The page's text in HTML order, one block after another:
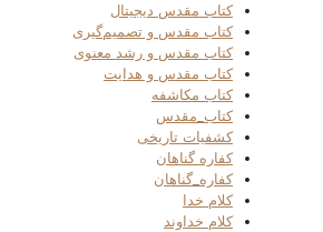
کتاب مقدس دیجیتال
کتاب مقدس و تصمیم‌گیری
کتاب مقدس و رشد معنوی
کتاب مقدس و هدایت
کتاب مکاشفه
کتاب_مقدس
کشفیات تاریخی
کفاره گناهان
کفاره_گناهان
کلام خدا
کلام خداوند